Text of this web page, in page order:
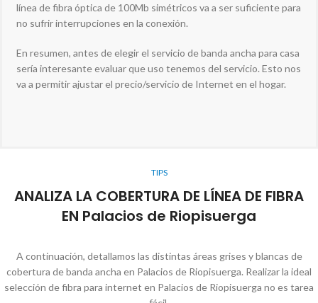
línea de fibra óptica de 100Mb simétricos va a ser suficiente para
no sufrir interrupciones en la conexión.
En resumen, antes de elegir el servicio de banda ancha para casa
sería interesante evaluar que uso tenemos del servicio. Esto nos
va a permitir ajustar el precio/servicio de Internet en el hogar.
TIPS
ANALIZA LA COBERTURA DE LÍNEA DE FIBRA
EN Palacios de Riopisuerga
A continuación, detallamos las distintas áreas grises y blancas de
cobertura de banda ancha en Palacios de Riopisuerga. Realizar la ideal
selección de fibra para internet en Palacios de Riopisuerga no es tarea